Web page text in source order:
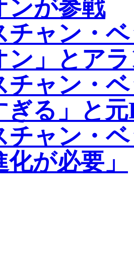
ンが参戦
チャン・
ン」とア
チャン・
ぎる」と
チャン・
が必要」